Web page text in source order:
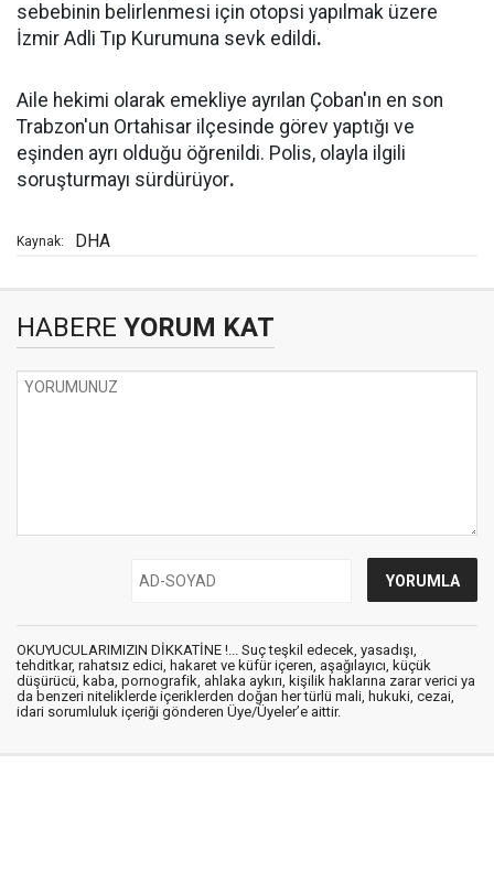
sebebinin belirlenmesi için otopsi yapılmak üzere
İzmir Adli Tıp Kurumuna sevk edildi.
Aile hekimi olarak emekliye ayrılan Çoban'ın en son
Trabzon'un Ortahisar ilçesinde görev yaptığı ve
eşinden ayrı olduğu öğrenildi. Polis, olayla ilgili
soruşturmayı sürdürüyor.
Kaynak: DHA
HABERE YORUM KAT
OKUYUCULARIMIZIN DİKKATİNE !... Suç teşkil edecek, yasadışı,
tehditkar, rahatsız edici, hakaret ve küfür içeren, aşağılayıcı, küçük
düşürücü, kaba, pornografik, ahlaka aykırı, kişilik haklarına zarar verici ya
da benzeri niteliklerde içeriklerden doğan her türlü mali, hukuki, cezai,
idari sorumluluk içeriği gönderen Üye/Üyeler’e aittir.